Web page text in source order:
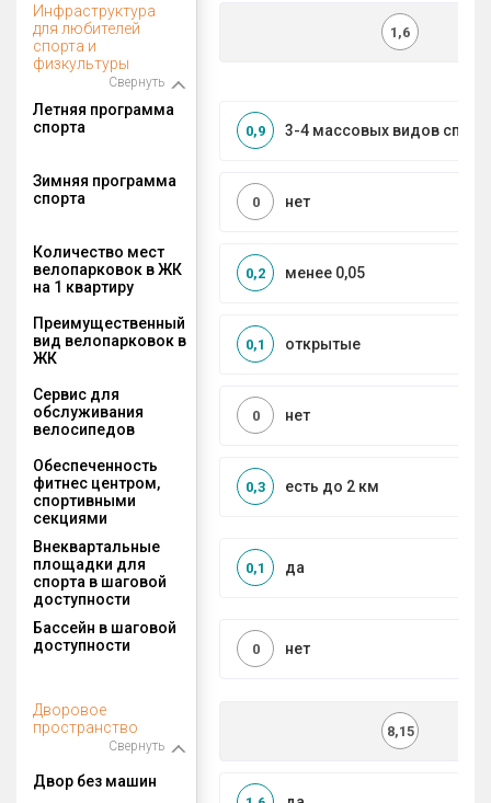
Инфраструктура
для любителей
спорта и
физкультуры
Свернуть
1,6
Летняя программа
спорта
3-4 массовых видов
0,9
Зимняя программа
спорта
нет
0
Количество мест
велопарковок в ЖК
на 1 квартиру
менее 0,05
0,2
Преимущественный
вид велопарковок в
ЖК
открытые
0,1
Сервис для
обслуживания
велосипедов
нет
0
Обеспеченность
фитнес центром,
спортивными
секциями
есть до 2 км
0,3
Внеквартальные
площадки для
спорта в шаговой
доступности
да
0,1
Бассейн в шаговой
доступности
нет
0
Дворовое
пространство
Свернуть
8,15
Двор без машин